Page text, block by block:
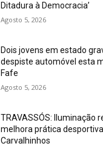
Ditadura à Democracia’
Agosto 5, 2026
Dois jovens em estado
despiste automóvel esta
Fafe
Agosto 5, 2026
TRAVASSÓS: Iluminação
melhora prática
Carvalhinhos